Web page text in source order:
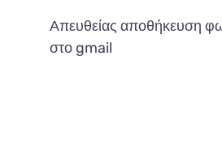
Απευθείας αποθήκευση
στο gmail